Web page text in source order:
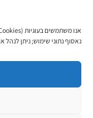
נאסוף נתוני שימוש; ניתן
אבן גבירול